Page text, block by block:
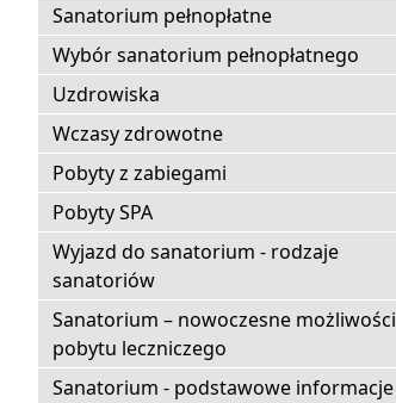
Sanatorium pełnopłatne
Wybór sanatorium pełnopłatnego
Uzdrowiska
Wczasy zdrowotne
Pobyty z zabiegami
Pobyty SPA
Wyjazd do sanatorium - rodzaje
sanatoriów
Sanatorium – nowoczesne możliwości
pobytu leczniczego
Sanatorium - podstawowe informacje